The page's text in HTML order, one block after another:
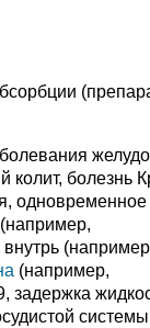
колит, болезнь
одновременное
(например,
задержка